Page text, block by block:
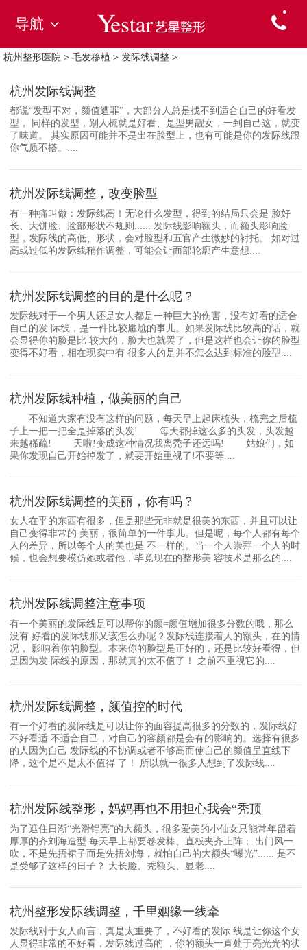
导航
杭州整形医院 > 毛发移植 > 发际线调整 >
杭州发际线调整
都说“发型不对，颜值遭罪”，大部分人总是找不到适合自己的好看发
型， 同样的发型，别人梳就是好看、是型男靓女，一到自己这，就变
了味道。 其实原因可能并不是出在脸型上，也有可能是你的发际线跟
你气质不搭。....
杭州发际线调整，改变脸型
有一种痛叫做：发际线高！无论什么发型，得到的结局只会是 脸好
长、大饼脸、脸部形状不规则...... 发际线影响额头，而额头影响脸
型，发际线的高低、形状，会对脸型和五官产生微妙的衬托。 如对过
高或过低的发际线稍作调整，可能会让面部轮廓产生意想....
杭州发际线调整的目的是什么呢？
发际线对于一个男人还是女人都是一种巨大的伤害，没有好看的适合
自己的发 际线，是一件比较尴尬的事儿。如果发际线比较高的话，就
会显得你的脸是比 较大的，脸大也就罢了，但是这样也会让你的脸型
变得不好看，相在现实中有 很多人的是并不怎么达到标准的脸型....
杭州发际线种植，做美丽的自己
不知道大家有没有这样的问题，每天早上起床梳头，梳完之后梳
子上一把一把全是掉落的头发! 每天都掉这么多的头发，头发越
来越稀疏! 天啦!变成这种情况我离秃子还远吗! 姑娘们，如
果你发现自己开始掉发了，就要开始重视了!不要等....
杭州发际线调整的美丽，你有吗？
女人在乎的东西有很多，但是那些无非就是很美的东西，并且可以让
自己变得非常的 美丽，很简单的一件事儿。但是呢，每个人都有每个
人的差异，所以每个人的美也是 不一样的。当一个人崇拜一个人的时
候，也会想要模仿她或者他，毕竟现在的整形美 容技术是那么的....
杭州发际线调整注意事项
有一个美丽的发际线是可以帮你的颜=颜值增加很多分数的哦，那么
没有 好看的发际线那又该怎么办呢？发际线连接着人的额头，在的情
况， 影响着你的脸型。本来你的脸型是正好的，还是比较好看得，但
是因为发 际线的原因，那就真的太不值了！ 之前不重视它的....
杭州发际线调整，颜值控的时代
有一个好看的发际线是可以让你的面容提高很多的分数的，发际线好
不好看适 不适合自己，对自己的容颜都是会有的影响的。选择有很多
的人因为自己 发际线的不协调或者不够高而使自己的颜值呈直线下
降，这个是不是太不值得 了！ 所以就一很多人想到了发际线....
杭州发际线整形，妈妈再也不用担心我会“秃顶
为了遮住日渐“光滑锃亮”的大额头，很多爱美的小仙女只能常年留着
厚厚的齐刘海造型 每天早上都要卷发棒、直板夹齐上阵； 出门风一
吹，不是先捂裙子而是先捂刘海，就怕自己的大额头“曝光”...... 是不
是受够了这样的日子？ 大长脸、秃额头、显老....
杭州整形发际线调整，千里姻缘一线牵
发际线对于女人而言，真是太重要了，不好看的发际 线是让你这个女
人显得非常的不好看，发际线过高的 ，你的额头一直处于亮光光的状